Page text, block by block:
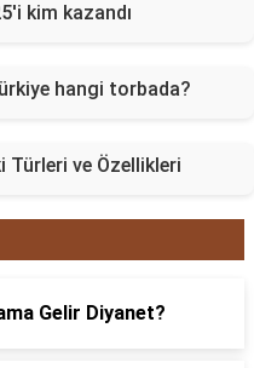
kim kazandı
hangi torbada?
Türleri ve Özellikleri
Gelir Diyanet?